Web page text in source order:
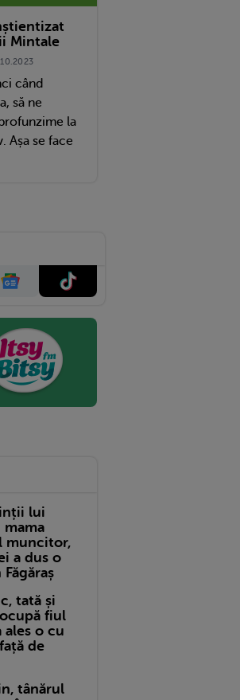
Mintale
când
să ne
la
Așa se face
lui
mama
muncitor,
a dus o
tată și
fiul
ales o cu
de
tânărul